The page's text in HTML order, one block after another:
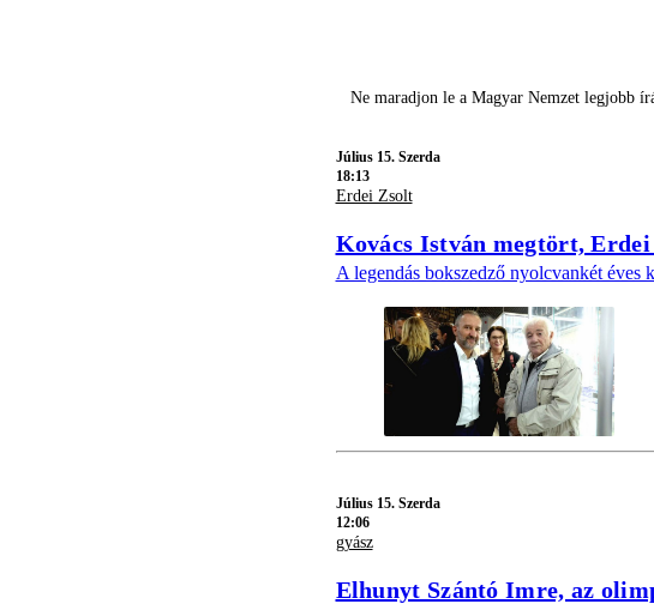
Ne maradjon le a Magyar Nemzet legjobb
Július 15. Szerda
18:13
Erdei Zsolt
Kovács István megtört,
A legendás bokszedző nyolcvankét éves
Július 15. Szerda
12:06
gyász
Elhunyt Szántó Imre, az